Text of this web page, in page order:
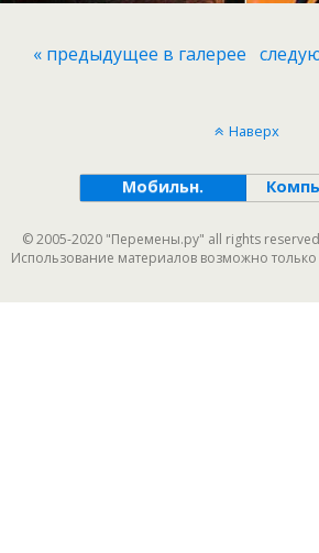
« предыдущее в галерее
Наверх
Мобильн.
© 2005-2020 "Перемены.ру" all rights
Использование материалов возможно